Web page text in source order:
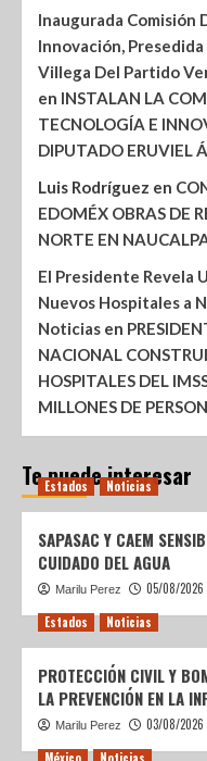
Inaugurada Comisión
Innovación,
Villega Del Partido
en INSTALAN LA
TECNOLOGÍA E
DIPUTADO ERUVIEL
Luis Rodríguez en
EDOMÉX OBRAS DE
NORTE EN
El Presidente Revela
Nuevos Hospitales a
Noticias en
NACIONAL
HOSPITALES DEL
MILLONES DE
Te puede interesar
Estados Noticias
SAPASAC Y CAEM
CUIDADO DEL AGUA
Marilu Perez 05/08/2026
Estados Noticias
PROTECCIÓN CIVIL Y
LA PREVENCIÓN EN LA
Marilu Perez 03/08/2026